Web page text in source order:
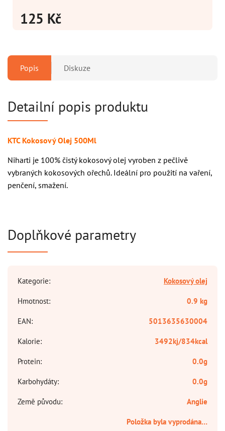
125 Kč
Popis Diskuze
Detailní popis produktu
KTC Kokosový Olej 500Ml
Niharti je 100% čistý kokosový olej vyroben z pečlivě
vybraných kokosových ořechů. Ideální pro použití na vaření,
penčení, smažení.
Doplňkové parametry
Kategorie:
Kokosový olej
Hmotnost:
0.9 kg
EAN:
5013635630004
Kalorie:
3492kj/834kcal
Protein:
0.0g
Karbohydáty:
0.0g
Země původu:
Anglie
Položka byla vyprodána…